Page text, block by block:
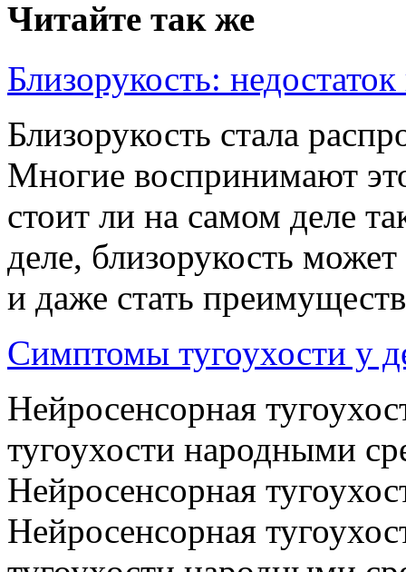
Читайте так же
Близорукость:
Близорукость стала
Многие воспринимают
стоит ли на самом деле
деле, близорукость
и даже стать
Симптомы тугоухости у
Нейросенсорная
тугоухости народными
Нейросенсорная
Нейросенсорная